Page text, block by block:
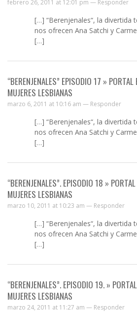
febrero 26, 2011 at 12:01 pm — Responder
[…] “Berenjenales“, la divertida
nos ofrecen Ana Satchi y
[…]
“BERENJENALES” EPISODIO 17 »
MUJERES LESBIANAS
marzo 6, 2011 at 10:16 am — Responder
[…] “Berenjenales“, la divertida
nos ofrecen Ana Satchi y
[…]
“BERENJENALES”. EPISODIO 18 »
MUJERES LESBIANAS
marzo 10, 2011 at 10:23 am — Responder
[…] “Berenjenales“, la divertida
nos ofrecen Ana Satchi y
[…]
“BERENJENALES”. EPISODIO 19. »
MUJERES LESBIANAS
marzo 24, 2011 at 11:27 am — Responder